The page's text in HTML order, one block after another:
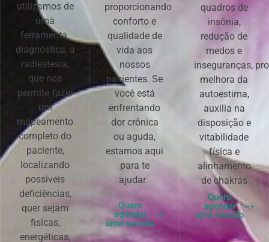
utilizamos de
uma
ferramenta
diagnóstica, a
radiestesia,
que nos
permite fazer
um
mapeamento
completo do
paciente,
localizando
possiveis
deficiências,
quer sejam
fisicas,
energéticas,
proporcionando
conforto e
qualidade de
vida aos
nossos
pacientes. Se
você está
enfrentando
dor crônica
ou aguda,
estamos aqui
para te
ajudar.
Quero
agendar
uma sessão
quadros de
insônia,
redução de
medos e
inseguranças,
melhora da
autoestima,
auxilia na
disposição e
vitabilidade
física e
alinhamento
de chakras
Quero
agendar
uma sessão